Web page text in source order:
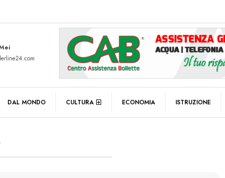
DAL MONDO CULTURA ECONOMIA ISTRUZIONE